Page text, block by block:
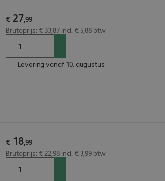
€ 27,99
Brutoprijs: € 33,87 incl. € 5,88 btw
Levering vanaf 10. augustus
€ 18,99
Brutoprijs: € 22,98 incl. € 3,99 btw